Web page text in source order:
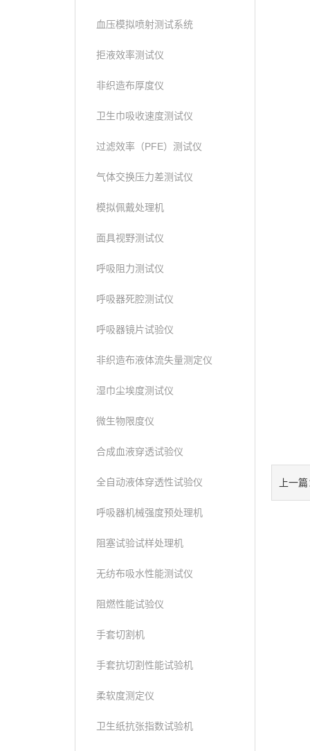
血压模拟喷射测试系统
拒液效率测试仪
非织造布厚度仪
卫生巾吸收速度测试仪
过滤效率（PFE）测试仪
气体交换压力差测试仪
模拟佩戴处理机
面具视野测试仪
呼吸阻力测试仪
呼吸器死腔测试仪
呼吸器镜片试验仪
非织造布液体流失量测定仪
湿巾尘埃度测试仪
微生物限度仪
合成血液穿透试验仪
全自动液体穿透性试验仪
呼吸器机械强度预处理机
阻塞试验试样处理机
无纺布吸水性能测试仪
阻燃性能试验仪
手套切割机
手套抗切割性能试验机
柔软度测定仪
卫生纸抗张指数试验机
上一